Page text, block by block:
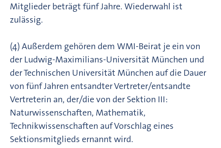
Mitglieder beträgt fünf Jahre. Wiederwahl ist
zulässig.
(4) Außerdem gehören dem WMI-Beirat je ein von
der Ludwig-Maximilians-Universität München und
der Technischen Universität München auf die Dauer
von fünf Jahren entsandter Vertreter/entsandte
Vertreterin an, der/die von der Sektion III:
Naturwissenschaften, Mathematik,
Technikwissenschaften auf Vorschlag eines
Sektionsmitglieds ernannt wird.